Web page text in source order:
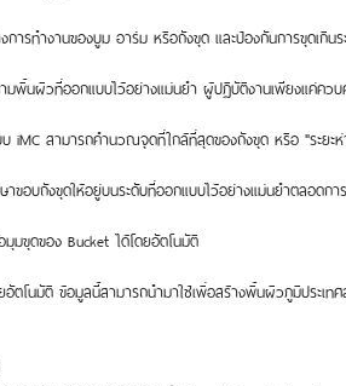
รทำงานของบูม อาร์ม หรือถังขุด และป้องกันการขุดเกิน
พื้นผิวที่ออกแบบไว้อย่างแม่นยำ ผู้ปฏิบัติงานเพียงแค่ควบ
iMC สามารถคำนวณจุดที่ใกล้ที่สุดของถังขุด หรือ "ระยะ
ขอบถังขุดให้อยู่บนระดับที่ออกแบบไว้อย่างแม่นยำตลอดกา
มขุดของ Bucket ได้โดยอัตโนมัติ
ตโนมัติ ข้อมูลนี้สามารถนำมาใช้เพื่อสร้างพื้นผิวภูมิประ